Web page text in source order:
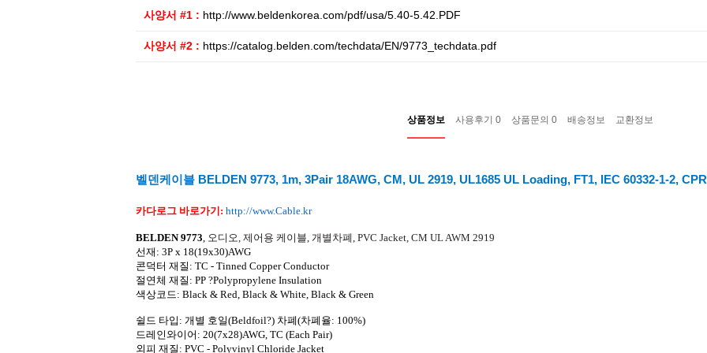
사양서 #1 : http://www.beldenkorea.com/pdf/usa/5.40-5.42.PDF
사양서 #2 : https://catalog.belden.com/techdata/EN/9773_techdata.pdf
상품정보 사용후기 0 상품문의 0 배송정보 교환정보
벨덴케이블 BELDEN 9773, 1m, 3Pair 18AWG, CM, UL 2919, UL1685 UL Loading, FT1, IEC 60332-1-2,
카다로그 바로가기 : http://www.Cable.kr
BELDEN 9773, 오디오, 제어용 케이블, 개별차폐, PVC Jacket, CM UL AWM 2919
선재 : 3P x 18(19x30)AWG
콘덕터 재질 : TC - Tinned Copper Conductor
절연체 재질 : PP ?Polypropylene Insulation
색상코드: Black & Red, Black & White, Black & Green
쉴드 타입 : 개별 호일(Beldfoil?) 차폐(차폐율: 100%)
드레인와이어 : 20(7x28)AWG, TC (Each Pair)
외피 재질 : PVC - Polyvinyl Chloride Jacket